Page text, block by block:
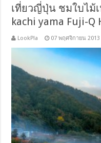
เที่ยวญี่ปุ่น ชมใบไม้
kachi yama Fuji-Q
LookPla 07 พฤศจิกายน 2013